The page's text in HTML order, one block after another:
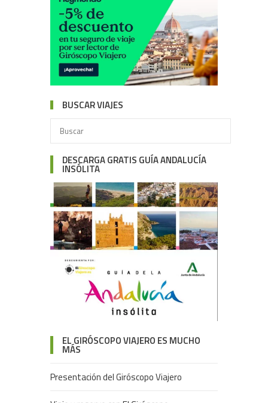
BUSCAR VIAJES
DESCARGA GRATIS GUÍA ANDALUCÍA
INSÓLITA
EL GIRÓSCOPO VIAJERO ES MUCHO
MÁS
Presentación del Giróscopo Viajero